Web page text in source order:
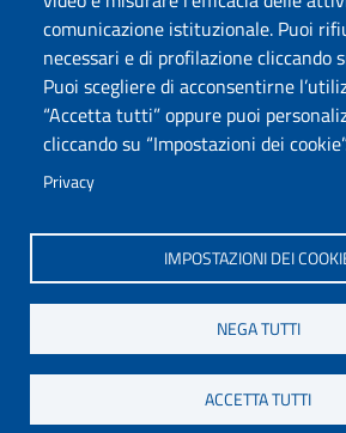
comunicazione istituzionale. Puoi
necessari e di profilazione cliccando
Puoi scegliere di acconsentirne
“Accetta tutti” oppure puoi
cliccando su “Impostazioni dei
Privacy
IMPOSTAZIONI DEI
NEGA TUTTI
ACCETTA TUTTI
Università degli Studi di Sassari
Piazza Università 21, Sassari
Tel.: 800 882994 (Orientamento
RETTORE:rettore@uniss.it
PEC:protocollo@pec.uniss.it
URP:urp@uniss.it
P.I. 00196350904 –pagoPA®